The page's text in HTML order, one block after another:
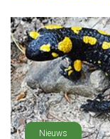
Nieuws